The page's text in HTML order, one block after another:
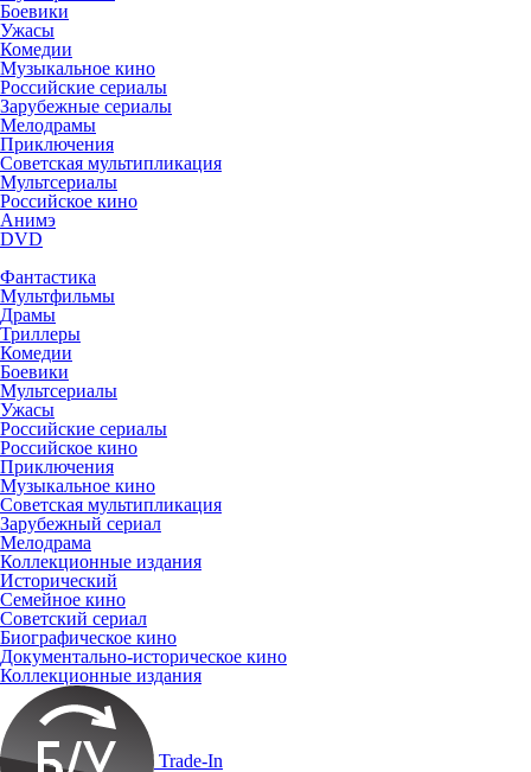
Боевики
Ужасы
Комедии
Музыкальное кино
Российские сериалы
Зарубежные сериалы
Мелодрамы
Приключения
Советская мультипликация
Мультсериалы
Российское кино
Анимэ
DVD
Фантастика
Мультфильмы
Драмы
Триллеры
Комедии
Боевики
Мультсериалы
Ужасы
Российские сериалы
Российское кино
Приключения
Музыкальное кино
Советская мультипликация
Зарубежный сериал
Мелодрама
Коллекционные издания
Исторический
Семейное кино
Советский сериал
Биографическое кино
Документально-историческое кино
Коллекционные издания
Trade-In